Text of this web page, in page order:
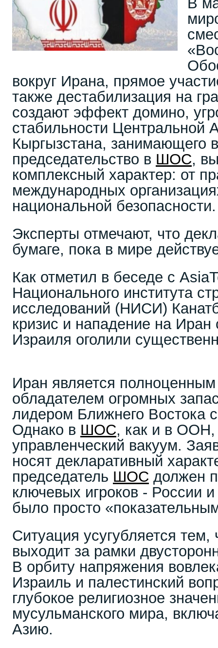
вокруг Ирана, прямое
также дестабилизация на
создают эффект домино,
стабильности Центральной
Кыргызстана, занимающего
председательство в ШОС,
комплексный характер: от
международных
национальной безопасности.
Эксперты отмечают, что
бумаге, пока в мире
Как отметил в беседе с
Национального института
исследований (НИСИ)
кризис и нападение на
Израиля оголили
Иран является
обладателем огромных
лидером Ближнего Востока
Однако в ШОС, как и в ООН,
управленческий вакуум.
носят декларативный
председатель ШОС должен
ключевых игроков - России
было просто
Ситуация усугубляется тем,
выходит за рамки
В орбиту напряжения
Израиль и палестинский
глубокое религиозное
мусульманского мира,
Азию.